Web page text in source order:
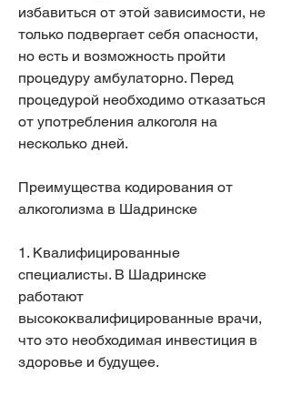
избавиться от этой зависимости, не
только подвергает себя опасности,
но есть и возможность пройти
процедуру амбулаторно. Перед
процедурой необходимо отказаться
от употребления алкоголя на
несколько дней.
Преимущества кодирования от
алкоголизма в Шадринске
1. Квалифицированные
специалисты. В Шадринске
работают
высококвалифицированные врачи,
что это необходимая инвестиция в
здоровье и будущее.